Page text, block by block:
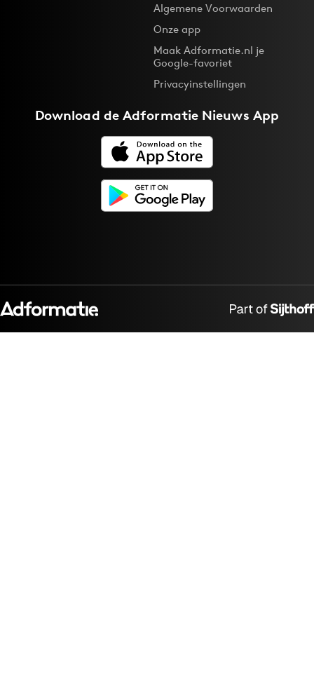
Algemene Voorwaarden
Onze app
Maak Adformatie.nl je
Google-favoriet
Privacyinstellingen
Download deAdformatie Nieuws App